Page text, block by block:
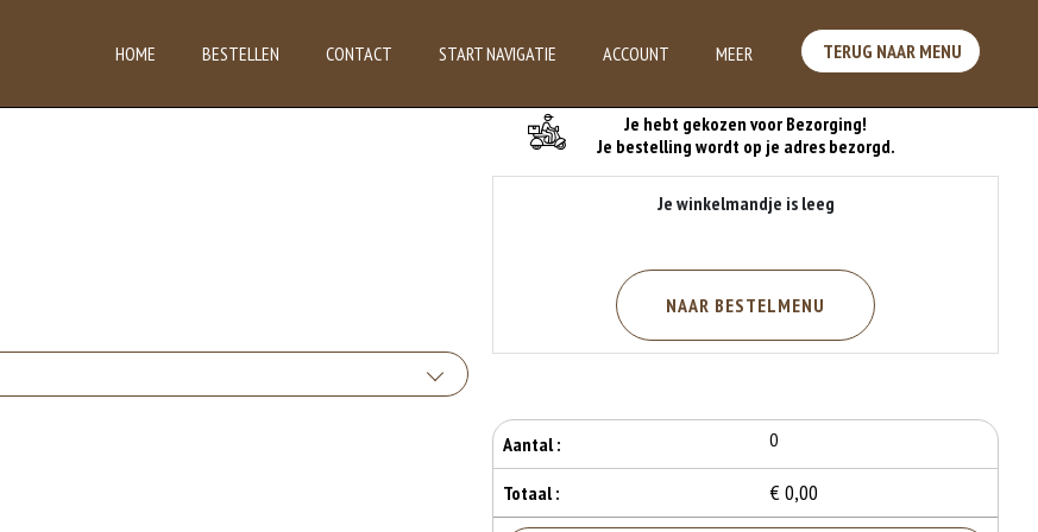
HOME BESTELLEN CONTACT START NAVIGATIE ACCOUNT MEER TERUG NAAR MENU
Je hebt gekozen voor Bezorging!
Je bestelling wordt op je adres bezorgd.
Je winkelmandje is leeg
NAAR BESTELMENU
Aantal : 0
Totaal : € 0,00
Je Bestelling